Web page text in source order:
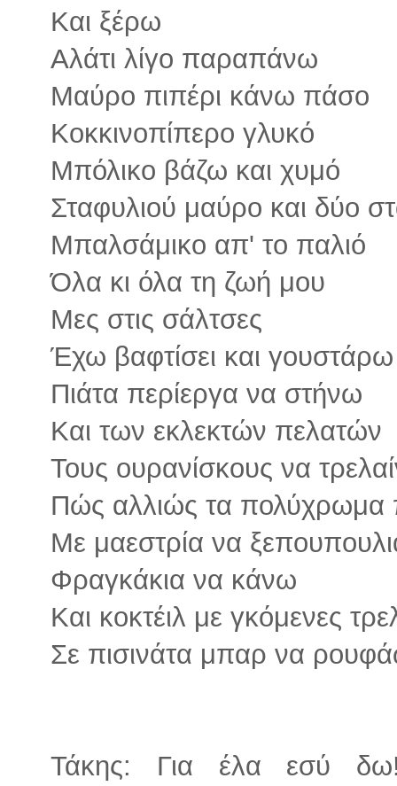
Και ξέρω
Αλάτι λίγο παραπάνω
Μαύρο πιπέρι κάνω πάσο
Κοκκινοπίπερο γλυκό
Μπόλικο βάζω και χυμό
Σταφυλιού μαύρο και δύο
Μπαλσάμικο απ' το παλιό
Όλα κι όλα τη ζωή μου
Μες στις σάλτσες
Έχω βαφτίσει και γουστάρω
Πιάτα περίεργα να στήνω
Και των εκλεκτών πελατών
Τους ουρανίσκους να
Πώς αλλιώς τα πολύχρωμα
Με μαεστρία να
Φραγκάκια να κάνω
Και κοκτέιλ με γκόμενες
Σε πισινάτα μπαρ να
Τάκης: Για έλα εσύ